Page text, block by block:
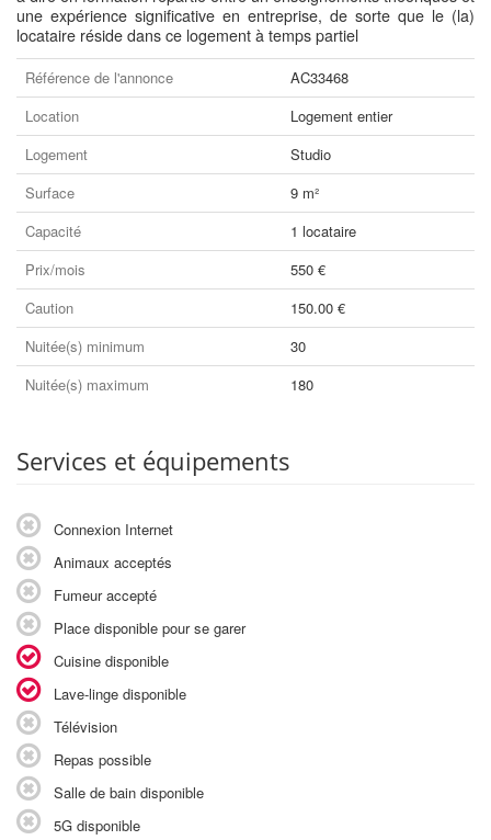
une expérience significative en entreprise, de sorte que le (la)
locataire réside dans ce logement à temps partiel
Référence de l'annonce
AC33468
Location
Logement entier
Logement
Studio
Surface
9 m²
Capacité
1 locataire
Prix/mois
550 €
Caution
150.00 €
Nuitée(s) minimum
30
Nuitée(s) maximum
180
Services et équipements
Connexion Internet
Animaux acceptés
Fumeur accepté
Place disponible pour se garer
Cuisine disponible
Lave-linge disponible
Télévision
Repas possible
Salle de bain disponible
5G disponible